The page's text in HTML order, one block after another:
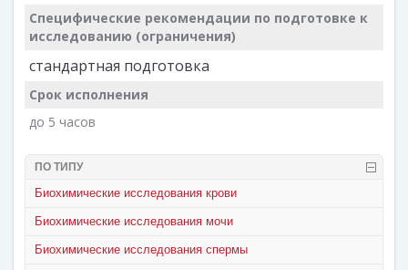
Специфические рекомендации по подготовке к
исследованию (ограничения)
стандартная подготовка
Срок исполнения
до 5 часов
ПО ТИПУ
Биохимические исследования крови
Биохимические исследования мочи
Биохимические исследования спермы